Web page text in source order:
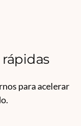
para acelerar